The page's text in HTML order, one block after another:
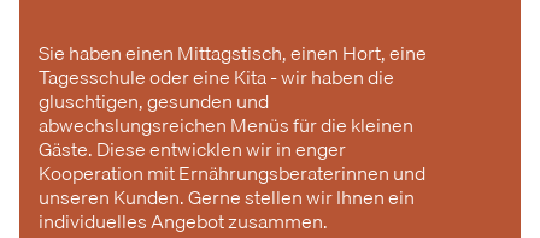
Sie haben einen Mittagstisch, einen Hort, eine
Tagesschule oder eine Kita - wir haben die
gluschtigen, gesunden und
abwechslungsreichen Menüs für die kleinen
Gäste. Diese entwicklen wir in enger
Kooperation mit Ernährungsberaterinnen und
unseren Kunden. Gerne stellen wir Ihnen ein
individuelles Angebot zusammen.